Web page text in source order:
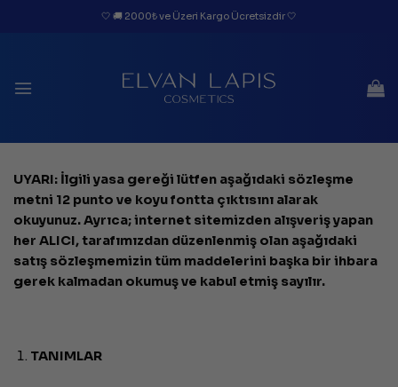
🤍 🚚 2000₺ ve Üzeri Kargo Ücretsizdir 🤍
UYARI: İlgili yasa gereği lütfen aşağıdaki sözleşme
metni 12 punto ve koyu fontta çıktısını alarak
okuyunuz. Ayrıca; internet sitemizden alışveriş yapan
her ALICI, tarafımızdan düzenlenmiş olan aşağıdaki
satış sözleşmemizin tüm maddelerini başka bir ihbara
gerek kalmadan okumuş ve kabul etmiş sayılır.
TANIMLAR